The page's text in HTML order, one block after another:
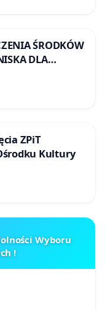
ŚRODKÓW
DLA
ZPiT
Kultury
Wyboru
!